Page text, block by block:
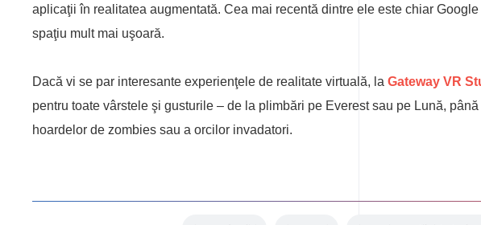
aplicaţii în realitatea augmentată. Cea mai recentă dintre ele este chiar
spaţiu mult mai uşoară.
Dacă vi se par interesante experienţele de realitate virtuală, la Gateway VR
pentru toate vârstele şi gusturile – de la plimbări pe Everest sau pe Lună,
hoardelor de zombies sau a orcilor invadatori.